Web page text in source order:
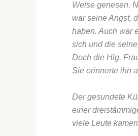
Weise genesen.
war seine Angst,
haben. Auch war
sich und die
Doch die Hlg.
Sie erinnerte ihn
Der gesundete
einer
viele Leute